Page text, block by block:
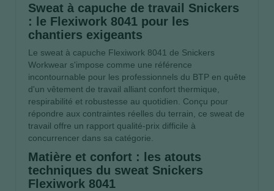
Sweat à capuche de travail Snickers
: le Flexiwork 8041 pour les
chantiers exigeants
Le sweat à capuche Flexiwork 8041 de Snickers
Workwear s'impose comme une référence
incontournable pour les professionnels du BTP en quête
d'un vêtement de travail alliant confort thermique,
respirabilité et robustesse au quotidien. Conçu pour
répondre aux contraintes réelles du terrain, ce sweat de
travail offre un rapport qualité-prix difficile à
concurrencer dans sa catégorie.
Matière et confort : les atouts
techniques du sweat Snickers
Flexiwork 8041